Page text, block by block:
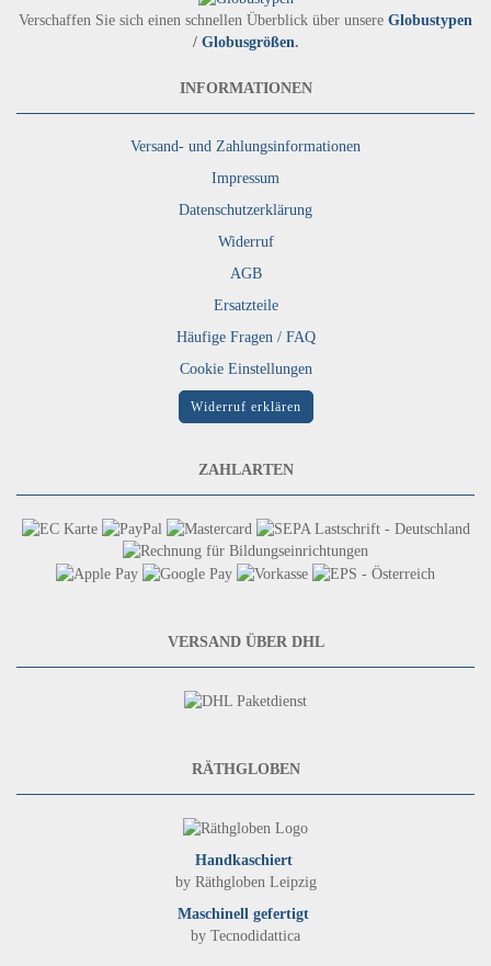
Verschaffen Sie sich einen schnellen Überblick über unsere Globustypen
/ Globusgrößen.
INFORMATIONEN
Versand- und Zahlungsinformationen
Impressum
Datenschutzerklärung
Widerruf
AGB
Ersatzteile
Häufige Fragen / FAQ
Cookie Einstellungen
Widerruf erklären
ZAHLARTEN
VERSAND ÜBER DHL
RÄTHGLOBEN
Handkaschiert
by Räthgloben Leipzig
Maschinell gefertigt
by Tecnodidattica